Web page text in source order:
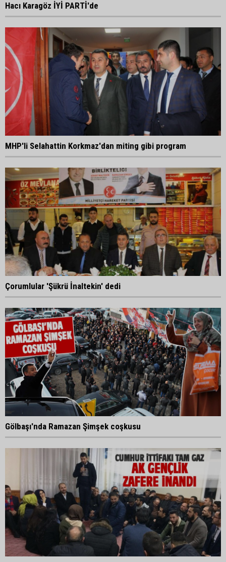
Hacı Karagöz İYİ PARTİ'de
MHP'li Selahattin Korkmaz'dan miting gibi program
Çorumlular 'Şükrü İnaltekin' dedi
Gölbaşı'nda Ramazan Şimşek coşkusu